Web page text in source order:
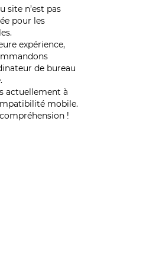
site n’est pas
pour les
expérience,
de bureau
actuellement à
mobile.
!